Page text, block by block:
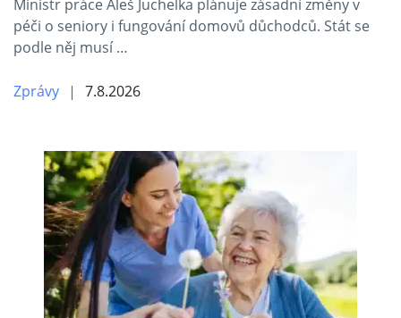
Ministr práce Aleš Juchelka plánuje zásadní změny v
péči o seniory i fungování domovů důchodců. Stát se
podle něj musí …
Zprávy 7.8.2026